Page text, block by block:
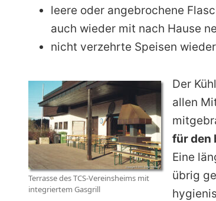
leere oder angebrochene
auch wieder mit nach Hause
nicht verzehrte Speisen
Terrasse des TCS-Vereinsheims mit
integriertem Gasgrill
Der
allen
für den
Eine
übrig